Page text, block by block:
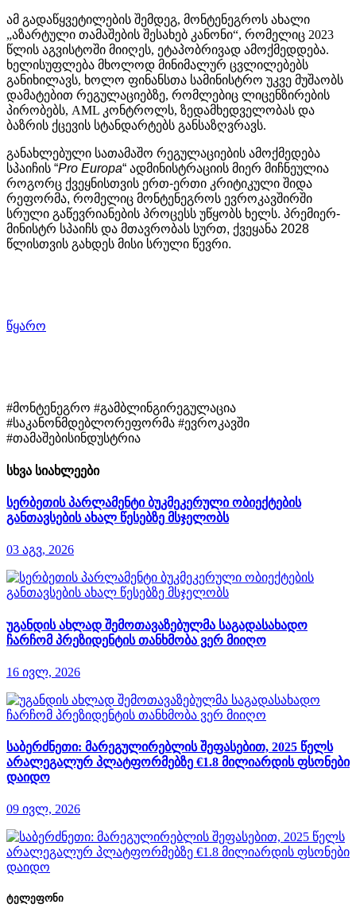
ამ გადაწყვეტილების შემდეგ, მონტენეგროს ახალი
„აზარტული თამაშების შესახებ კანონი“, რომელიც 2023
წლის აგვისტოში მიიღეს, ეტაპობრივად ამოქმედდება.
ხელისუფლება მხოლოდ მინიმალურ ცვლილებებს
განიხილავს, ხოლო ფინანსთა სამინისტრო უკვე მუშაობს
დამატებით რეგულაციებზე, რომლებიც ლიცენზირების
პირობებს, AML კონტროლს, ზედამხედველობას და
ბაზრის ქცევის სტანდარტებს განსაზღვრავს.
განახლებული სათამაშო რეგულაციების ამოქმედება
სპაიჩის “Pro Europa“ ადმინისტრაციის მიერ მიჩნეულია
როგორც ქვეყნისთვის ერთ-ერთი კრიტიკული შიდა
რეფორმა, რომელიც მონტენეგროს ევროკავშირში
სრული გაწევრიანების პროცესს უწყობს ხელს. პრემიერ-
მინისტრ სპაიჩს და მთავრობას სურთ, ქვეყანა 2028
წლისთვის გახდეს მისი სრული წევრი.
წყარო
#მონტენეგრო #გამბლინგირეგულაცია
#საკანონმდებლორეფორმა #ევროკავში
#თამაშებისინდუსტრია
სხვა სიახლეები
სერბეთის პარლამენტი ბუკმეკერული ობიექტების
განთავსების ახალ წესებზე მსჯელობს
03 აგვ, 2026
უგანდის ახლად შემოთავაზებულმა საგადასახადო
ჩარჩომ პრეზიდენტის თანხმობა ვერ მიიღო
16 ივლ, 2026
საბერძნეთი: მარეგულირებლის შეფასებით, 2025 წელს
არალეგალურ პლატფორმებზე €1.8 მილიარდის ფსონები
დაიდო
09 ივლ, 2026
ტელეფონი